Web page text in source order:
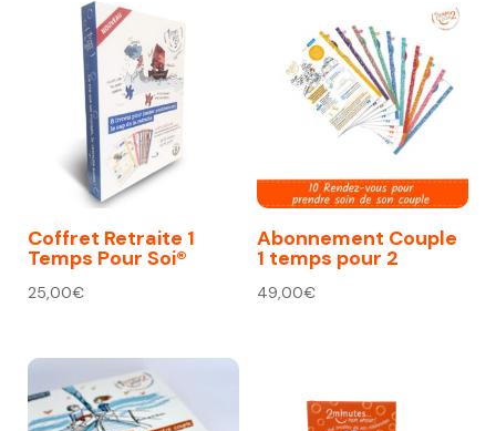
Coffret Retraite 1
Temps Pour Soi®
25,00€
Abonnement Couple
1 temps pour 2
49,00€